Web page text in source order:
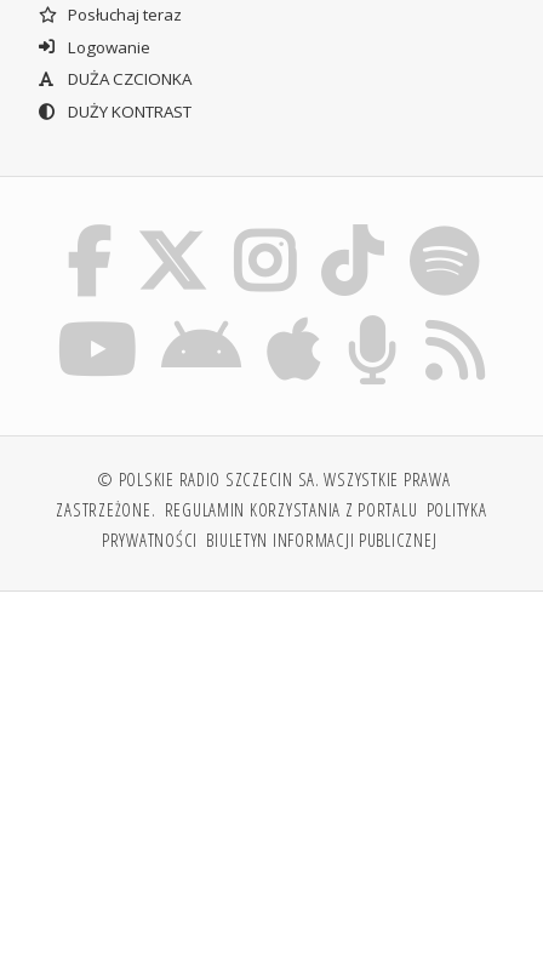
Posłuchaj teraz
Logowanie
DUŻA CZCIONKA
DUŻY KONTRAST
© POLSKIE RADIO SZCZECIN SA. WSZYSTKIE PRAWA
ZASTRZEŻONE. REGULAMIN KORZYSTANIA Z PORTALU POLITYKA
PRYWATNOŚCI BIULETYN INFORMACJI PUBLICZNEJ